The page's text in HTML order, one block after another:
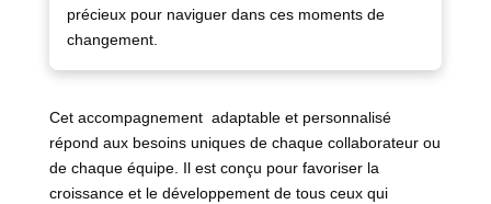
précieux pour naviguer dans ces moments de
changement.
Cet accompagnement adaptable et personnalisé
répond aux besoins uniques de chaque collaborateur ou
de chaque équipe. Il est conçu pour favoriser la
croissance et le développement de tous ceux qui